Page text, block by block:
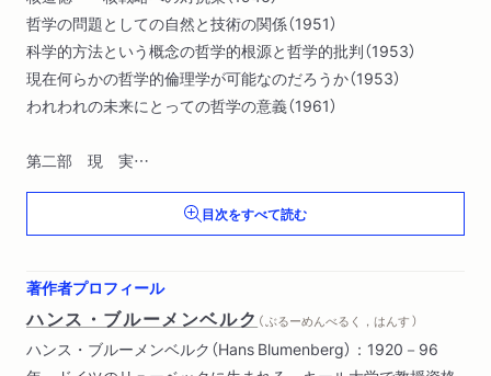
哲学の問題としての自然と技術の関係（1951）
科学的方法という概念の哲学的根源と哲学的批判（1953）
現在何らかの哲学的倫理学が可能なのだろうか（1953）
われわれの未来にとっての哲学の意義（1961）
第二部 現 実
哲学の言語的現実（1946/47）
現実概念と小説の可能性（1964）
現実概念と国家論（1968）
生活世界と現実概念（1972）
第三部 非概念性
目次をすべて読む
著作者プロフィール
ハンス・ブルーメンベルク （ ぶるーめんべるく，はんす ）
ハンス・ブルーメンベルク（Hans Blumenberg）：1920－96